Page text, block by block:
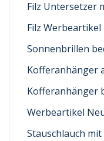
Filz Untersetzer
Filz Werbeartikel
Sonnenbrillen
Kofferanhänger
Kofferanhänger
Werbeartikel
Stauschlauch